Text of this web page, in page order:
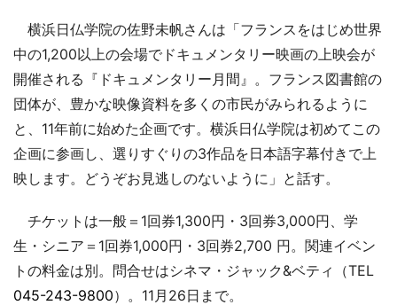
横浜日仏学院の佐野未帆さんは「フランスをはじめ世界
中の1,200以上の会場でドキュメンタリー映画の上映会が
開催される『ドキュメンタリー月間』。フランス図書館の
団体が、豊かな映像資料を多くの市民がみられるように
と、11年前に始めた企画です。横浜日仏学院は初めてこの
企画に参画し、選りすぐりの3作品を日本語字幕付きで上
映します。どうぞお見逃しのないように」と話す。
チケットは一般＝1回券1,300円・3回券3,000円、学
生・シニア＝1回券1,000円・3回券2,700 円。関連イベン
トの料金は別。問合せはシネマ・ジャック&ベティ（TEL
045-243-9800）。11月26日まで。